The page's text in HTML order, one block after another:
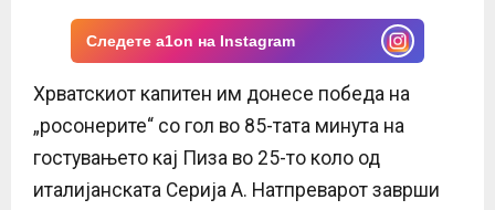
Следете a1on на Instagram
Хрватскиот капитен им донесе победа на
„росонерите“ со гол во 85-тата минута на
гостувањето кај Пиза во 25-то коло од
италијанската Серија А. Натпреварот заврши